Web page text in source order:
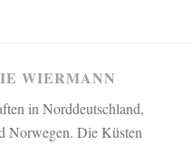
WIERMANN
in Norddeutschland,
Norwegen. Die Küsten